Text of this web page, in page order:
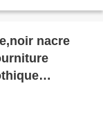
nacre